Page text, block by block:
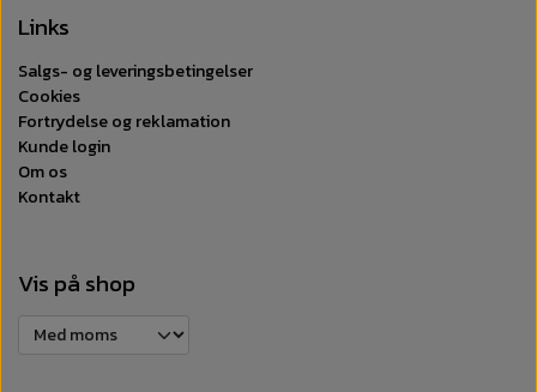
Links
Salgs- og leveringsbetingelser
Cookies
Fortrydelse og reklamation
Kunde login
Om os
Kontakt
Vis på shop